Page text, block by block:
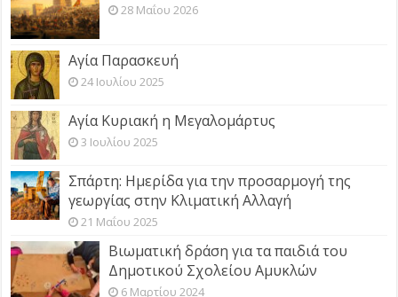
28 Μαΐου 2026
Αγία Παρασκευή
24 Ιουλίου 2025
Αγία Κυριακή η Μεγαλομάρτυς
3 Ιουλίου 2025
Σπάρτη: Ημερίδα για την προσαρμογή της
γεωργίας στην Κλιματική Αλλαγή
21 Μαΐου 2025
Βιωματική δράση για τα παιδιά του
Δημοτικού Σχολείου Αμυκλών
6 Μαρτίου 2024